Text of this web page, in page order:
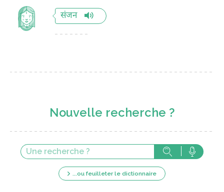
संजन
Nouvelle recherche ?
...ou feuilleter le dictionnaire